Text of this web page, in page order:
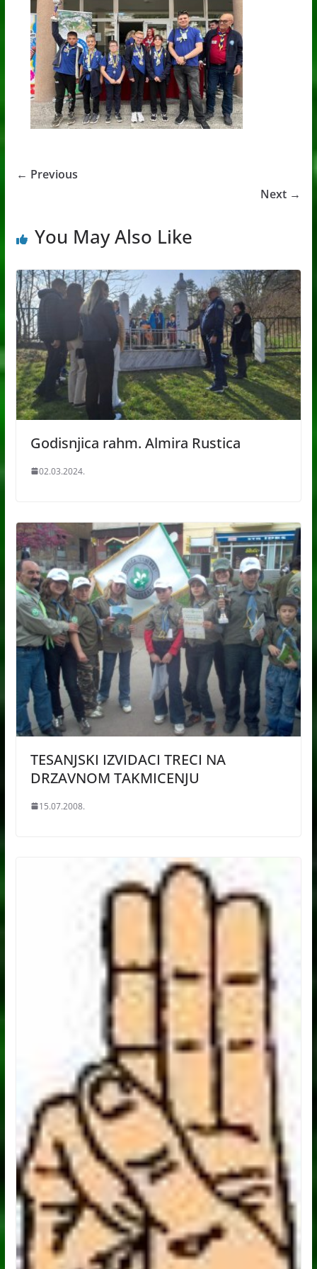
← Previous
Next →
You May Also Like
Godisnjica rahm. Almira Rustica
02.03.2024.
TESANJSKI IZVIDACI TRECI NA
DRZAVNOM TAKMICENJU
15.07.2008.